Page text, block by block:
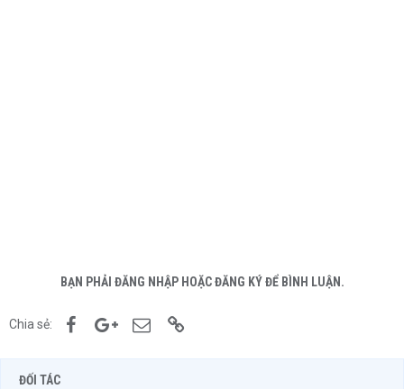
BẠN PHẢI ĐĂNG NHẬP HOẶC ĐĂNG KÝ ĐỂ BÌNH LUẬN.
Chia sẻ: FacebookGoogle+Email
ĐỐI TÁC